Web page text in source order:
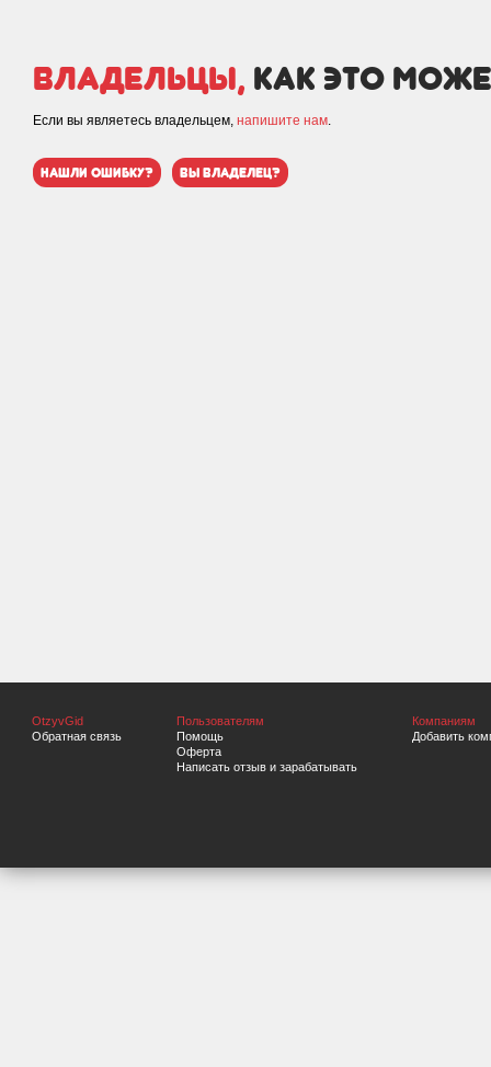
Владельцы, как это
Если вы являетесь владельцем, напишите нам.
нашли ошибку? вы владелец?
OtzyvGid
Обратная связь
Пользователям
Помощь
Оферта
Написать отзыв и зарабатывать
Компаниям
Добавить